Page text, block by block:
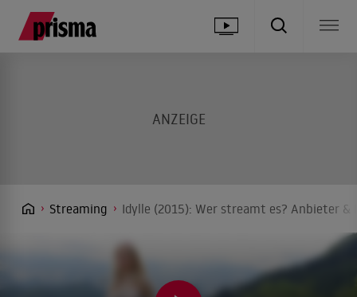
Streaming Idylle (2015): Wer streamt es? Anbieter &